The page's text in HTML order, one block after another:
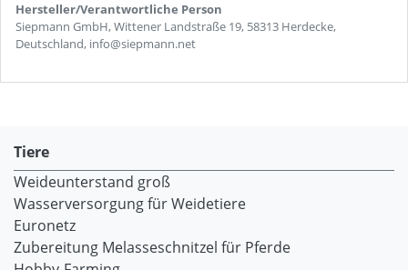
Hersteller/Verantwortliche Person
Siepmann GmbH, Wittener Landstraße 19, 58313 Herdecke,
Deutschland, info@siepmann.net
Tiere
Weideunterstand groß
Wasserversorgung für Weidetiere
Euronetz
Zubereitung Melasseschnitzel für Pferde